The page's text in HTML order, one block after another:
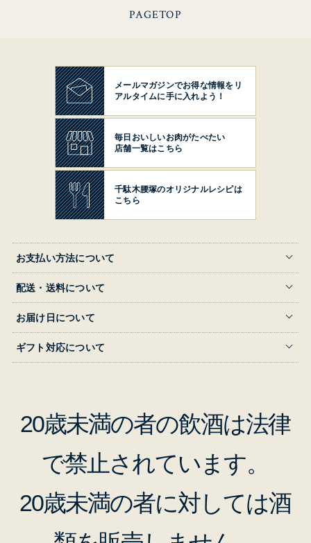
PAGETOP
メールマガジンでお得な情報を リ
アルタイムに手に入れよう！
毎日おいしいお肉がたべたい
店舗一覧はこちら
千駄木腰塚のオリジナルレシピは
こちら
お支払い方法について
配送・送料について
お届け日について
ギフト対応について
20歳未満の者の飲酒は法律
で禁止されています。
20歳未満の者に対しては酒